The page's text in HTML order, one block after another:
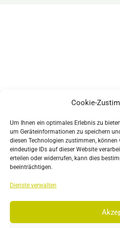
Cookie-
Um Ihnen ein optimales Erlebnis zu
um Geräteinformationen zu speichern
diesen Technologien zustimmen,
eindeutige IDs auf dieser Website
erteilen oder widerrufen, kann dies
beeinträchtigen.
Dienste verwalten